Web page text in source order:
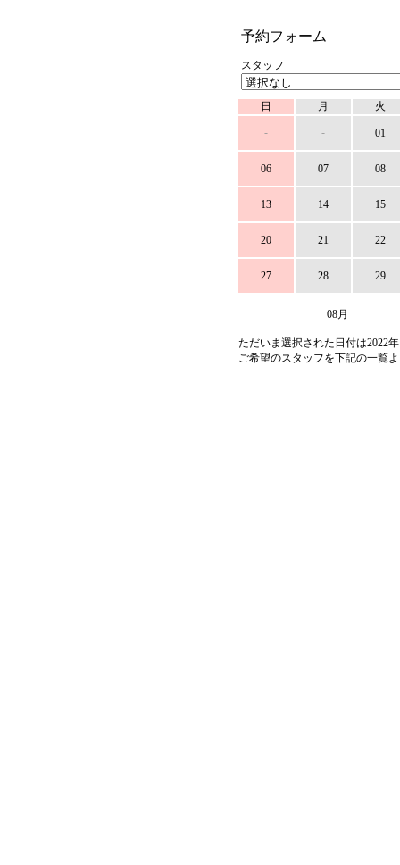
予約フォーム
スタッフ
日 月 火
- - 01
06 07 08
13 14 15
20 21 22
27 28 29
08月
ただいま選択された日付は2022
ご希望のスタッフを下記の一覧